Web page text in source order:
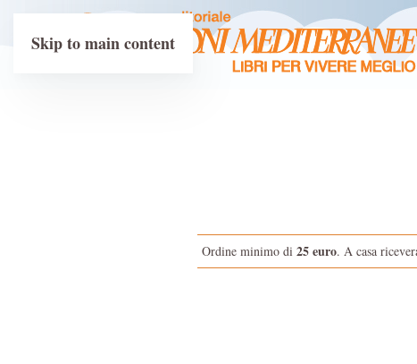
Skip to main content
Ordine minimo di 25 euro. A casa